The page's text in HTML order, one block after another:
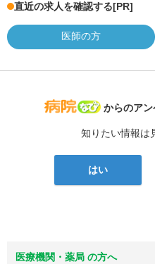
直近の求人を確認する[PR]
医師の方
病院なび
からのアン
知りたい情報は
はい
医療機関・薬局 の方へ